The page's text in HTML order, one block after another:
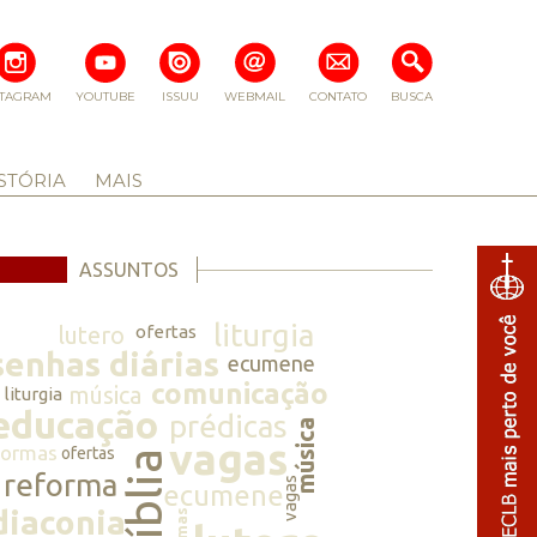
BUSCA
CONTATO
WEBMAIL
ISSUU
YOUTUBE
MAIS
ASSUNTOS
lutero ofertas liturgia
diárias ecumene
liturgia música comunicação
prédicasmúsica
ofertasbíbliavagas
reforma ecumenevagas